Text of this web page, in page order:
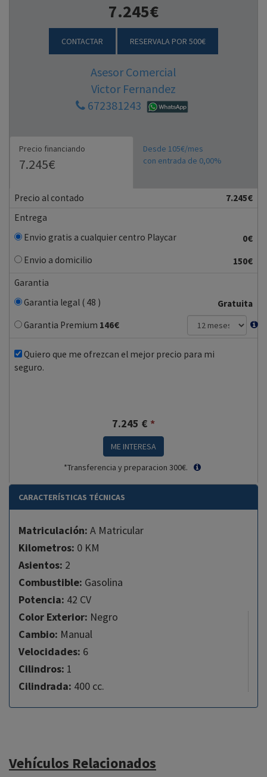
7.245€
CONTACTAR RESERVALA POR 500€
Asesor Comercial
Victor Fernandez
672381243
Precio financiando
7.245€
Desde 105€/mes
con entrada de 0,00%
Precio al contado
7.245€
Entrega
Envio gratis a cualquier centro Playcar
0€
Envio a domicilio
150€
Garantia
Garantia legal ( 48 )
Gratuita
Garantia Premium 146€
Quiero que me ofrezcan el mejor precio para mi
seguro.
7.245 € *
ME INTERESA
*Transferencia y preparacion 300€.
CARACTERÍSTICAS TÉCNICAS
Matriculación: A Matricular
Kilometros: 0 KM
Asientos: 2
Combustible: Gasolina
Potencia: 42 CV
Color Exterior: Negro
Cambio: Manual
Velocidades: 6
Cilindros: 1
Cilindrada: 400 cc.
Vehículos Relacionados